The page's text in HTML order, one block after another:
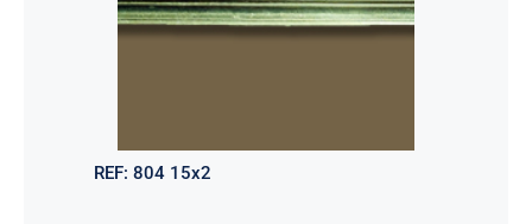
REF: 804 15x2